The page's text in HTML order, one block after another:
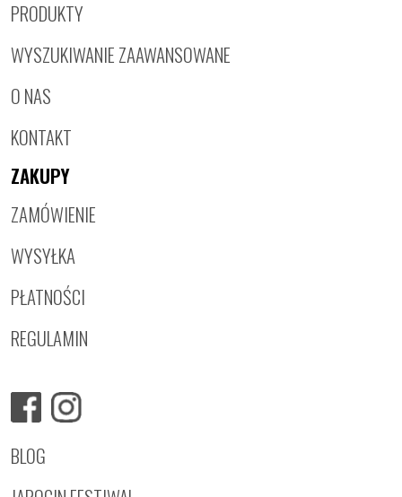
PRODUKTY
WYSZUKIWANIE ZAAWANSOWANE
O NAS
KONTAKT
ZAKUPY
ZAMÓWIENIE
WYSYŁKA
PŁATNOŚCI
REGULAMIN
BLOG